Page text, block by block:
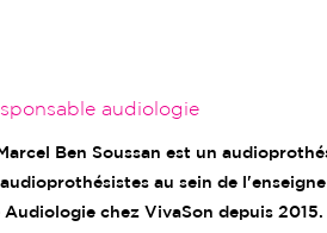
audiologie
Ben Soussan est un
au sein de
Audiologie chez VivaSon depuis 2015.